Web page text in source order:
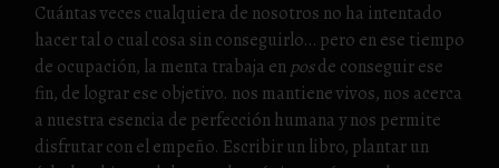
Cuántas veces cualquiera de nosotros no ha intentado
hacer tal o cual cosa sin conseguirlo… pero en ese tiempo
de ocupación, la menta trabaja en posde conseguir ese
fin, de lograr ese objetivo. nos mantiene vivos, nos acerca
a nuestra esencia de perfección humana y nos permite
disfrutar con el empeño. Escribir un libro, plantar un